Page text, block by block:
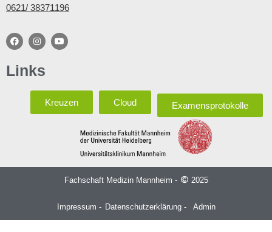
0621/ 38371196
Links
Kreuzen Cloud Examensprotokolle
Fachschaft Medizin Mannheim - 2025
Impressum - Datenschutzerklärung - Admin